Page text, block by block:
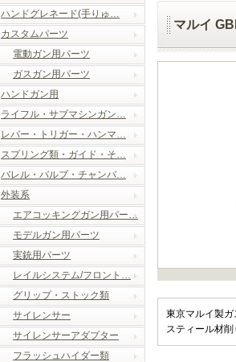
ハンドグレネード(手りゅ…
カスタムパーツ
電動ガン用パーツ
ガスガン用パーツ
ハンドガン用
ライフル・サブマシンガン…
レバー・トリガー・ハンマ…
スプリング類・ガイド・そ…
バレル・バルブ・チャンバ…
外装系
エアコッキングガン用パー…
モデルガン用パーツ
実銃用パーツ
レイルシステム/フロント…
グリップ・ストック類
サイレンサー
サイレンサーアダプター
フラッシュハイダー類
マルイ
東京マルイ製ガ
スティール材削